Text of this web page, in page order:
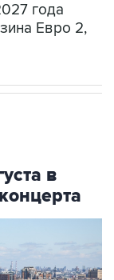
года
Евро 2,
в